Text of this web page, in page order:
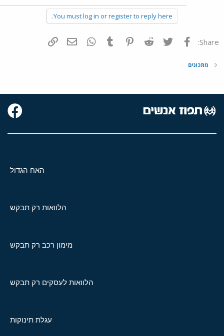
You must log in or register to reply here.
Share: פייסבוק Twitter
Reddit
Pinterest
Tumblr
WhatsAppדואר אלקטרוני
מתכונים
האח הגדול
הלוואות רק תבקש
מימון רכב רק תבקש
הלוואות לעסקים רק תבקש
עגלת תינוקות